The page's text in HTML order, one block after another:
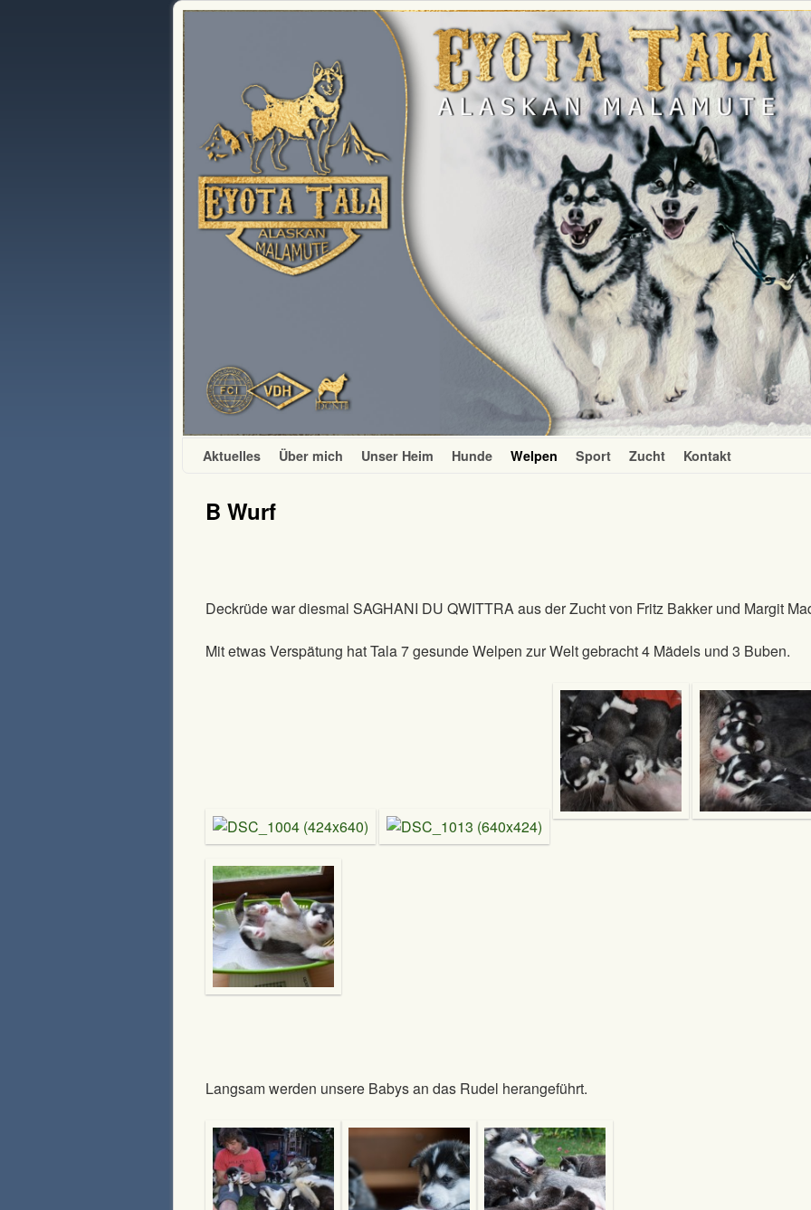
Aktuelles Über mich Unser Heim Hunde Welpen Sport Zucht Kontakt
B Wurf
Deckrüde war diesmal SAGHANI DU QWITTRAaus der Zucht von Fritz Bakker und Margit
Mit etwas Verspätung hat Tala 7 gesunde Welpen zur Welt gebracht 4 Mädels und 3 Buben.
Langsam werden unsere Babys an das Rudel herangeführt.